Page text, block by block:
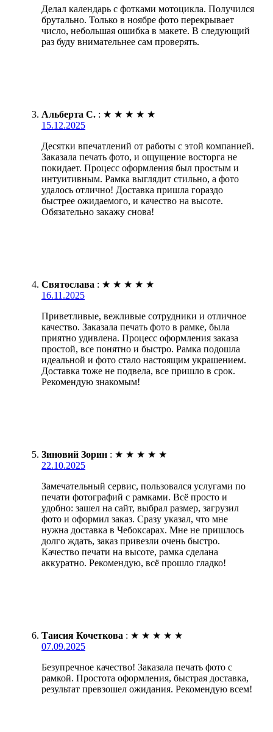
Делал календарь с фотками мотоцикла. Получился
брутально. Только в ноябре фото перекрывает
число, небольшая ошибка в макете. В следующий
раз буду внимательнее сам проверять.
Альберта С. : ★ ★ ★ ★ ★
15.12.2025
Десятки впечатлений от работы с этой компанией.
Заказала печать фото, и ощущение восторга не
покидает. Процесс оформления был простым и
интуитивным. Рамка выглядит стильно, а фото
удалось отлично! Доставка пришла гораздо
быстрее ожидаемого, и качество на высоте.
Обязательно закажу снова!
Святослава : ★ ★ ★ ★ ★
16.11.2025
Приветливые, вежливые сотрудники и отличное
качество. Заказала печать фото в рамке, была
приятно удивлена. Процесс оформления заказа
простой, все понятно и быстро. Рамка подошла
идеальной и фото стало настоящим украшением.
Доставка тоже не подвела, все пришло в срок.
Рекомендую знакомым!
Зиновий Зорин : ★ ★ ★ ★ ★
22.10.2025
Замечательный сервис, пользовался услугами по
печати фотографий с рамками. Всё просто и
удобно: зашел на сайт, выбрал размер, загрузил
фото и оформил заказ. Сразу указал, что мне
нужна доставка в Чебоксарах. Мне не пришлось
долго ждать, заказ привезли очень быстро.
Качество печати на высоте, рамка сделана
аккуратно. Рекомендую, всё прошло гладко!
Таисия Кочеткова : ★ ★ ★ ★ ★
07.09.2025
Безупречное качество! Заказала печать фото с
рамкой. Простота оформления, быстрая доставка,
результат превзошел ожидания. Рекомендую всем!